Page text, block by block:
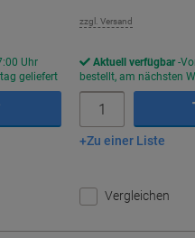
Uhr
geliefert
zzgl. Versand
Aktuell verfügbar
bestellt, am nächsten
In den
Zu einer Liste
Vergleichen